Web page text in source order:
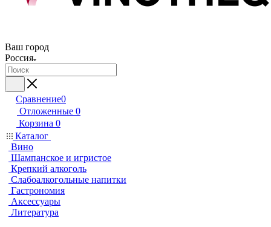
Ваш город
Россия
Сравнение0
Отложенные 0
Корзина 0
Каталог
Вино
Шампанское и игристое
Крепкий алкоголь
Слабоалкогольные напитки
Гастрономия
Аксессуары
Литература